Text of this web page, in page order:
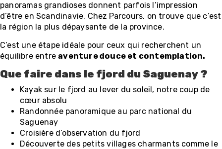
panoramas grandioses donnent parfois l’impression
d’être en Scandinavie. Chez Parcours, on trouve que c’est
la région la plus dépaysante de la province.
C’est une étape idéale pour ceux qui recherchent un
équilibre entreaventure douce et contemplation.
Que faire dans le fjord du Saguenay ?
Kayak sur le fjord au lever du soleil, notre coup de
cœur absolu
Randonnée panoramique au parc national du
Saguenay
Croisière d’observation du fjord
Découverte des petits villages charmants comme le